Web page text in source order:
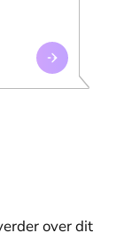
over dit